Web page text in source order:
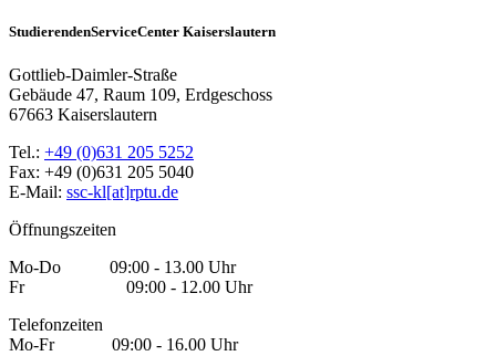
StudierendenServiceCenter Kaiserslautern
Gottlieb-Daimler-Straße
Gebäude 47, Raum 109, Erdgeschoss
67663 Kaiserslautern
Tel.: +49 (0)631 205 5252
Fax: +49 (0)631 205 5040
E-Mail: ssc-kl[at]rptu.de
Öffnungszeiten
Mo-Do 09:00 - 13.00 Uhr
Fr 09:00 - 12.00 Uhr
Telefonzeiten
Mo-Fr 09:00 - 16.00 Uhr